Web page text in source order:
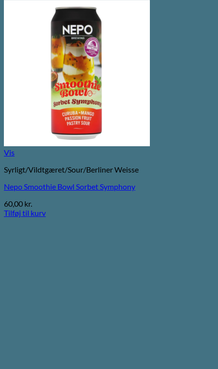
Vis
Syrligt/Vildtgæret/Sour/Berliner Weisse
Nepo Smoothie Bowl Sorbet Symphony
60,00 kr.
Tilføj til kurv